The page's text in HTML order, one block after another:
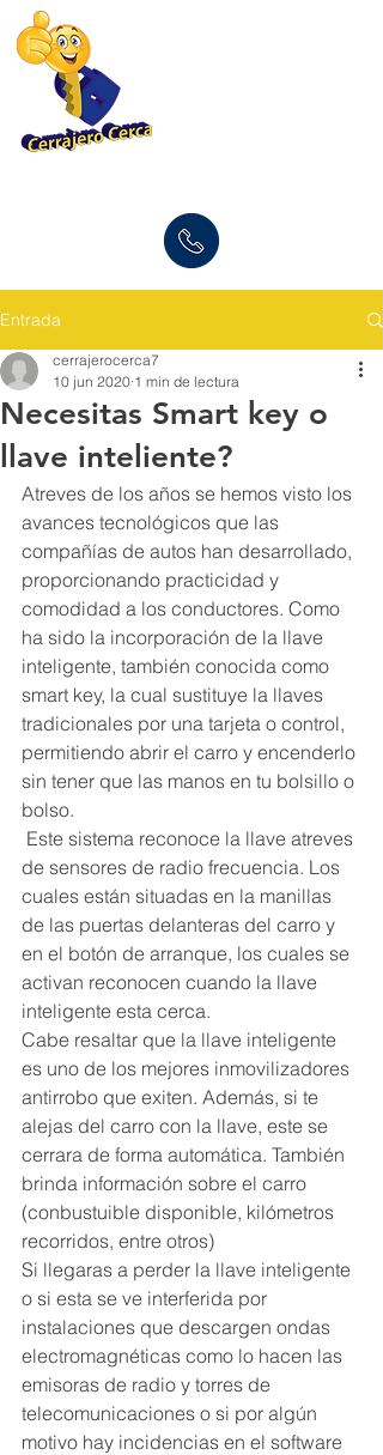
Entrada
Necesitas Smart key o
llave inteliente?
cerrajerocerca7
10 jun 2020 1 min de lectura
Atreves de los años se hemos visto los
avances tecnológicos que las
compañías de autos han desarrollado,
proporcionando practicidad y
comodidad a los conductores. Como
ha sido la incorporación de la llave
inteligente, también conocida como
smart key, la cual sustituye la llaves
tradicionales por una tarjeta o control,
permitiendo abrir el carro y encenderlo
sin tener que las manos en tu bolsillo o
bolso.
de sensores de radio frecuencia. Los
cuales están situadas en la manillas
de las puertas delanteras del carro y
en el botón de arranque, los cuales se
activan reconocen cuando la llave
inteligente esta cerca.
Cabe resaltar que la llave inteligente
es uno de los mejores inmovilizadores
antirrobo que exiten. Además, si te
alejas del carro con la llave, este se
cerrara de forma automática. También
brinda información sobre el carro
(conbustuible disponible, kilómetros
recorridos, entre otros)
Si llegaras a perder la llave inteligente
o si esta se ve interferida por
instalaciones que descargen ondas
electromagnéticas como lo hacen las
emisoras de radio y torres de
telecomunicaciones o si por algún
motivo hay incidencias en el software